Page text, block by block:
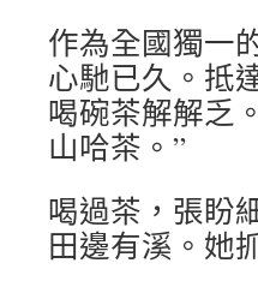
作為全國獨一
心馳已久。抵
喝碗茶解解乏
山哈茶。”
喝過茶，張盼
田邊有溪。她